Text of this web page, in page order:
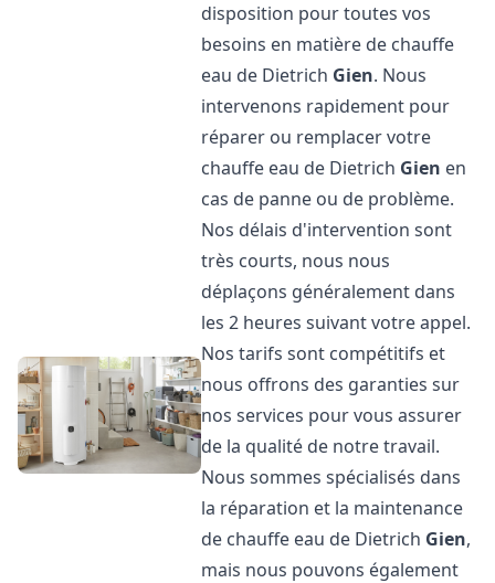
disposition pour toutes vos
besoins en matière de chauffe
eau de Dietrich Gien. Nous
intervenons rapidement pour
réparer ou remplacer votre
chauffe eau de Dietrich Gien en
cas de panne ou de problème.
Nos délais d'intervention sont
très courts, nous nous
déplaçons généralement dans
les 2 heures suivant votre appel.
Nos tarifs sont compétitifs et
nous offrons des garanties sur
nos services pour vous assurer
de la qualité de notre travail.
Nous sommes spécialisés dans
la réparation et la maintenance
de chauffe eau de Dietrich Gien,
mais nous pouvons également